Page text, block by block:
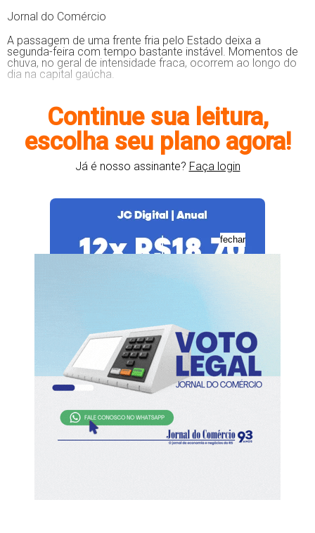
Jornal do Comércio
A passagem de uma frente fria pelo Estado deixa a
segunda-feira com tempo bastante instável. Momentos de
chuva, no geral de intensidade fraca, ocorrem ao longo do
dia na capital gaúcha.
Continue sua leitura,
escolha seu plano agora!
Já é nosso assinante? Faça login
fechar